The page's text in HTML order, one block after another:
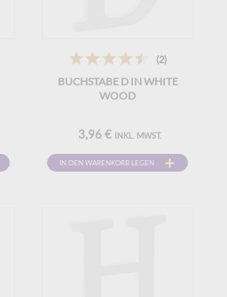
(2)
BUCHSTABE D IN WHITE
WOOD
3,96 € INKL. MWST.
IN DEN WARENKORB LEGEN